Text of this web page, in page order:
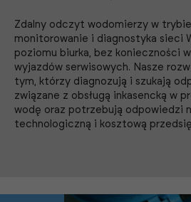
Zdalny odczyt wodomierzy w
monitorowanie i diagnostyka sieci
poziomu biurka, bez konieczności
wyjazdów serwisowych. Nasze
tym, którzy diagnozują i szukają
związane z obsługą inkasencką w
wodę oraz potrzebują odpowiedzi
technologiczną i kosztową